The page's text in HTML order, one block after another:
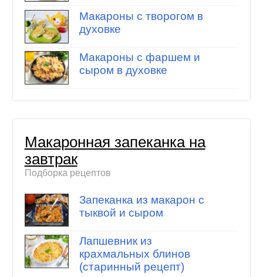
Макароны с творогом в
духовке
Макароны с фаршем и
сыром в духовке
Макаронная запеканка на
завтрак
Подборка рецептов
Запеканка из макарон с
тыквой и сыром
Лапшевник из
крахмальных блинов
(старинный рецепт)